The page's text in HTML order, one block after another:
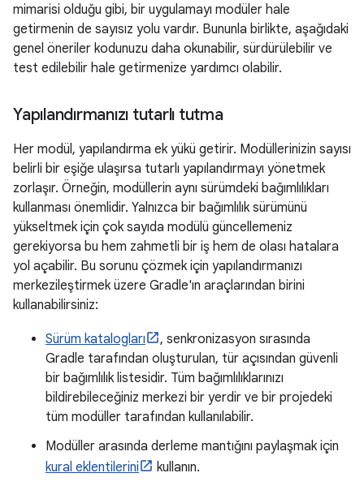
mimarisi olduğu gibi, bir uygulamayı modüler hale
getirmenin de sayısız yolu vardır. Bununla birlikte, aşağıdaki
genel öneriler kodunuzu daha okunabilir, sürdürülebilir ve
test edilebilir hale getirmenize yardımcı olabilir.
Yapılandırmanızı tutarlı tutma
Her modül, yapılandırma ek yükü getirir. Modüllerinizin sayısı
belirli bir eşiğe ulaşırsa tutarlı yapılandırmayı yönetmek
zorlaşır. Örneğin, modüllerin aynı sürümdeki bağımlılıkları
kullanması önemlidir. Yalnızca bir bağımlılık sürümünü
yükseltmek için çok sayıda modülü güncellemeniz
gerekiyorsa bu hem zahmetli bir iş hem de olası hatalara
yol açabilir. Bu sorunu çözmek için yapılandırmanızı
merkezileştirmek üzere Gradle'ın araçlarından birini
kullanabilirsiniz:
Sürüm katalogları
, senkronizasyon sırasında
Gradle tarafından oluşturulan, tür açısından güvenli
bir bağımlılık listesidir. Tüm bağımlılıklarınızı
bildirebileceğiniz merkezi bir yerdir ve bir projedeki
tüm modüller tarafından kullanılabilir.
Modüller arasında derleme mantığını paylaşmak için
kural eklentilerini
kullanın.